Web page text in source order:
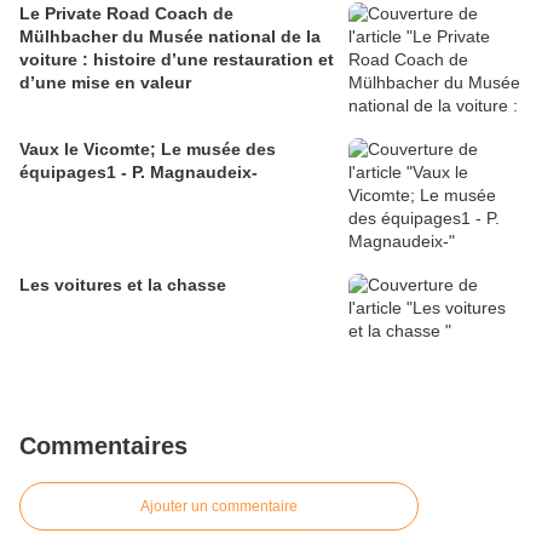
Le Private Road Coach de
Mülhbacher du Musée national de la
voiture : histoire d’une restauration et
d’une mise en valeur
Vaux le Vicomte; Le musée des
équipages1 - P. Magnaudeix-
Les voitures et la chasse
Commentaires
Ajouter un commentaire